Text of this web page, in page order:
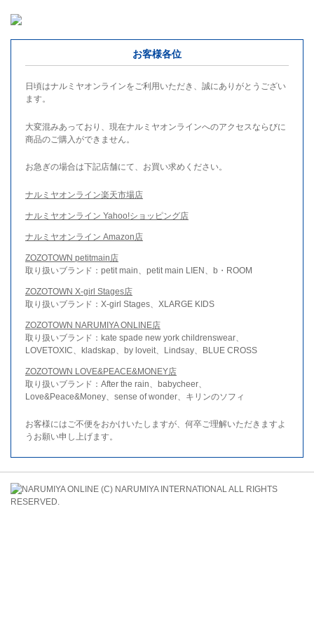
お客様各位
日頃はナルミヤオンラインをご利用いただき、誠にありがとうござい
ます。
大変混みあっており、現在ナルミヤオンラインへのアクセスならびに
商品のご購入ができません。
お急ぎの場合は下記店舗にて、お買い求めください。
ナルミヤオンライン楽天市場店
ナルミヤオンライン Yahoo!ショッピング店
ナルミヤオンライン Amazon店
ZOZOTOWN petitmain店
取り扱いブランド：petit main、petit main LIEN、b・ROOM
ZOZOTOWN X-girl Stages店
取り扱いブランド：X-girl Stages、XLARGE KIDS
ZOZOTOWN NARUMIYA ONLINE店
取り扱いブランド：kate spade new york childrenswear、
LOVETOXIC、kladskap、by loveit、Lindsay、BLUE CROSS
ZOZOTOWN LOVE&PEACE&MONEY店
取り扱いブランド：After the rain、babycheer、
Love&Peace&Money、sense of wonder、キリンのソフィ
お客様にはご不便をおかけいたしますが、何卒ご理解いただきますよ
うお願い申し上げます。